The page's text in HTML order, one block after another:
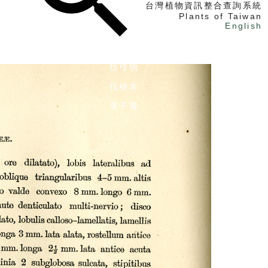
台灣植物資訊整合查詢系統
Plants of Taiwan
English
找植物
找標本
電子書